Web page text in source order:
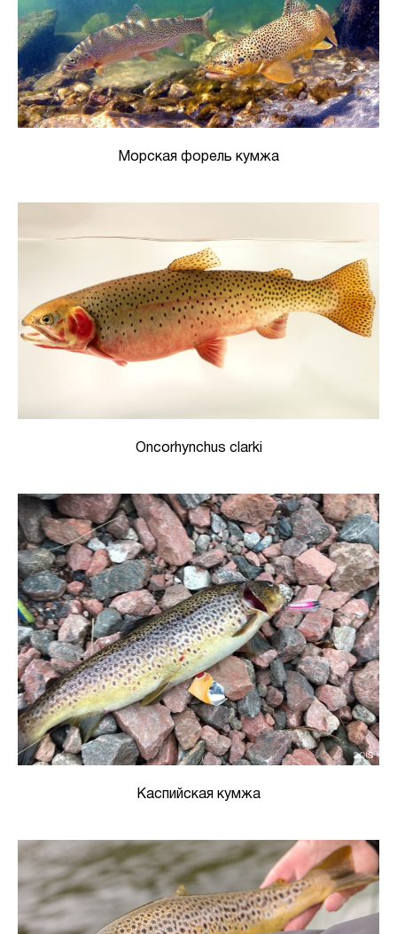
Морская форель кумжа
Oncorhynchus clarki
Каспийская кумжа